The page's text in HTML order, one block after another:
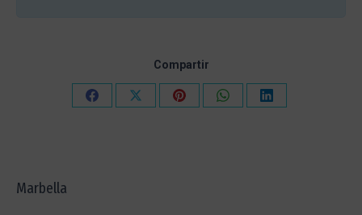
Compartir
CompartirCompartirCompartirCompartirCompartir
Marbella